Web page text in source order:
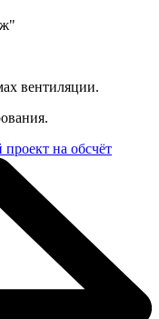
вентиляции.
на обсчёт